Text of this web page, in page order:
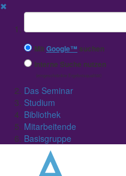
✖
Suchbegriff
MitGoogle™ suchen
Interne Suche nutzen
(eingeschränkte Ergebnisqualität)
Das Seminar
Studium
Bibliothek
Mitarbeitende
Basisgruppe